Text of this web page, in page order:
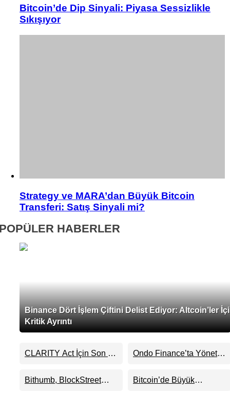
Bitcoin’de Dip Sinyali: Piyasa Sessizlikle
Sıkışıyor
Strategy ve MARA’dan Büyük Bitcoin
Transferi: Satış Sinyali mi?
HABERLER
Binance Dört İşlem Çiftini Delist Ediyor: Altcoin’ler
Kritik Ayrıntı
CLARITY Act İçin Son 24
Kripto Para Piyasasının
Ondo Finance’ta Yönetim
Milyarlarca Dolarlık
Tokenizasyon Devinin
Bithumb, BlockStreet
Bitcoin’de Büyük